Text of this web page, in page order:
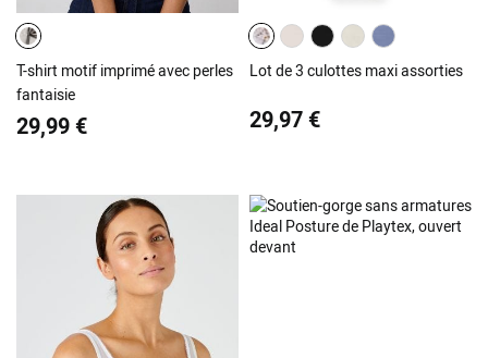
T-shirt motif imprimé avec perles
fantaisie
29,99 €
Lot de 3 culottes maxi assorties
29,97 €